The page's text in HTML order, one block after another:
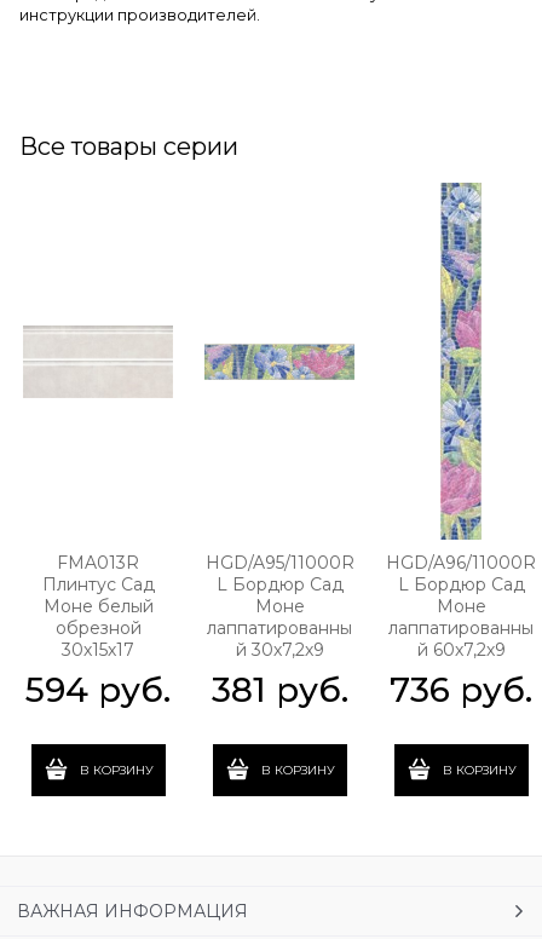
инструкции производителей.
Все товары серии
FMA013R
Плинтус Сад
Моне белый
обрезной
30х15х17
594 руб.
В КОРЗИНУ
HGD/A95/11000R
L Бордюр Сад
Моне
лаппатированны
й 30х7,2х9
381 руб.
В КОРЗИНУ
HGD/A96/11000R
L Бордюр Сад
Моне
лаппатированны
й 60х7,2х9
736 руб.
В КОРЗИНУ
ВАЖНАЯ ИНФОРМАЦИЯ